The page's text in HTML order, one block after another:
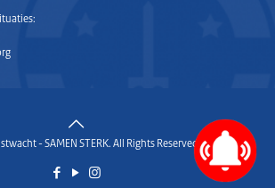
- SAMEN STERK. All Rights Reserved.